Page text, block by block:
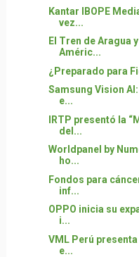
Kantar IBOPE
vez...
El Tren de Aragua
Améric...
¿Preparado para
Samsung Vision
e...
IRTP presentó la
del...
Worldpanel by
ho...
Fondos para
inf...
OPPO inicia su
i...
VML Perú
e...